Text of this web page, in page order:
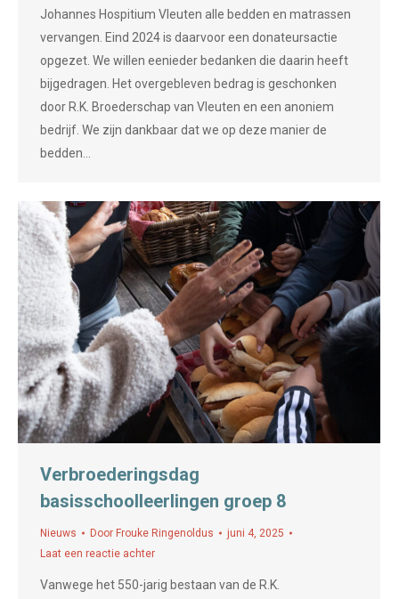
Johannes Hospitium Vleuten alle bedden en matrassen
vervangen. Eind 2024 is daarvoor een donateursactie
opgezet. We willen eenieder bedanken die daarin heeft
bijgedragen. Het overgebleven bedrag is geschonken
door R.K. Broederschap van Vleuten en een anoniem
bedrijf. We zijn dankbaar dat we op deze manier de
bedden…
Verbroederingsdag
basisschoolleerlingen groep 8
Nieuws Door Frouke Ringenoldus
juni 4, 2025
Laat een reactie achter
Vanwege het 550-jarig bestaan van de R.K.